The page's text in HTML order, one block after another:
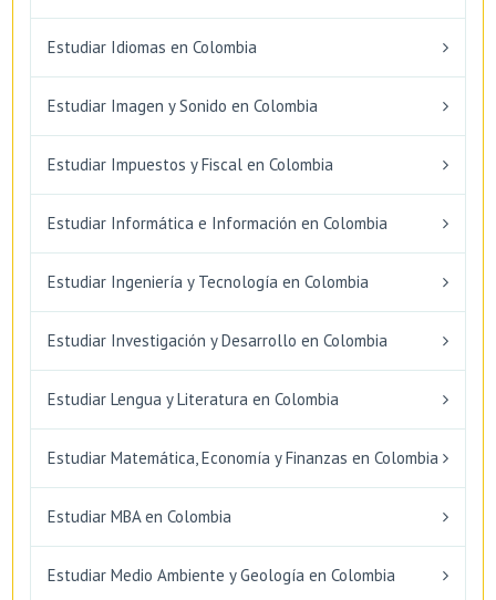
Estudiar Idiomas en Colombia
Estudiar Imagen y Sonido en Colombia
Estudiar Impuestos y Fiscal en Colombia
Estudiar Informática e Información en Colombia
Estudiar Ingeniería y Tecnología en Colombia
Estudiar Investigación y Desarrollo en Colombia
Estudiar Lengua y Literatura en Colombia
Estudiar Matemática, Economía y Finanzas en Colombia
Estudiar MBA en Colombia
Estudiar Medio Ambiente y Geología en Colombia